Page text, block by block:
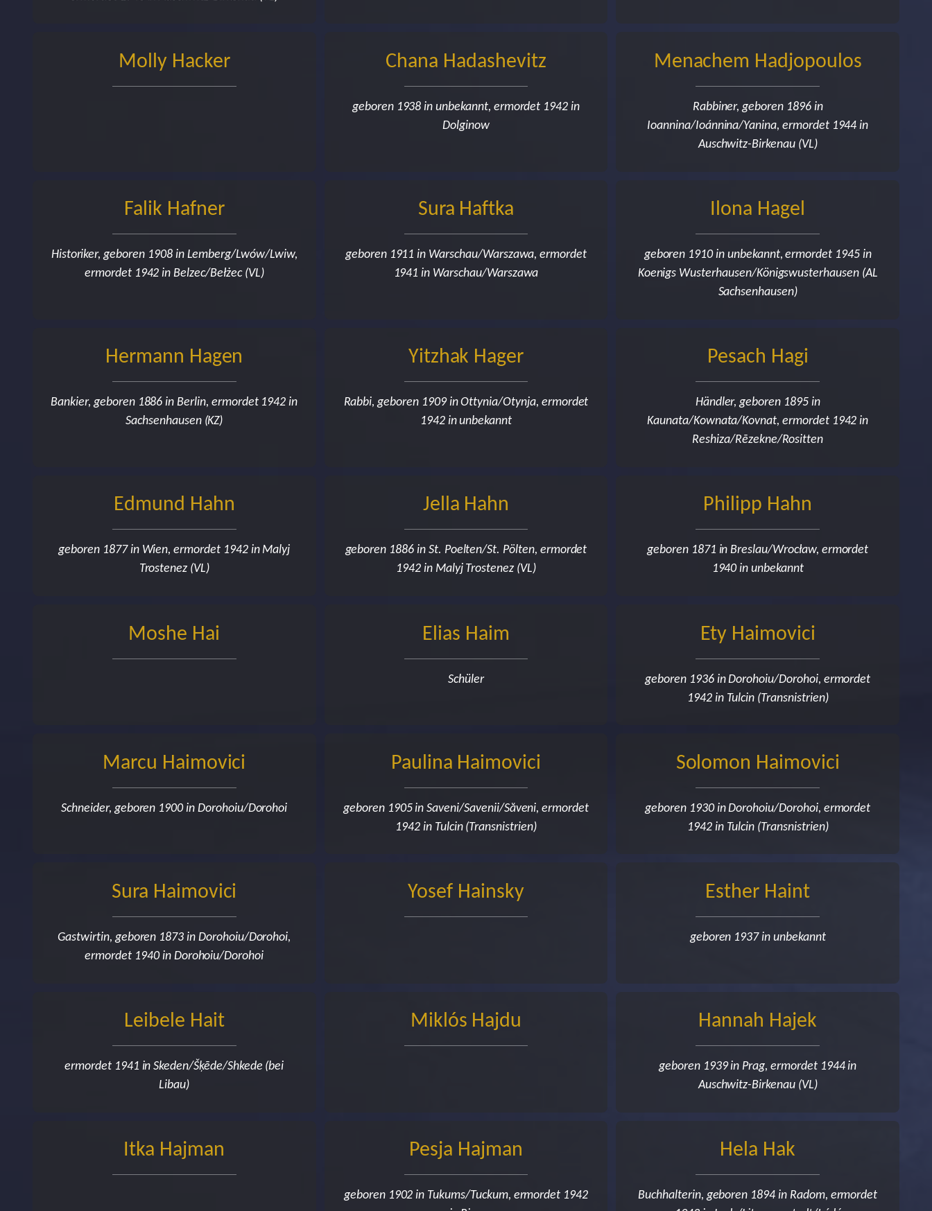
Molly Hacker Chana Hadashevitz
geboren 1938 in unbekannt, ermordet 1942 in
Dolginow
Menachem Hadjopoulos
Rabbiner, geboren 1896 in
Ioannina/Ioánnina/Yanina, ermordet 1944 in
Auschwitz-Birkenau (VL)
Falik Hafner
Historiker, geboren 1908 in Lemberg/Lwów/Lwiw,
ermordet 1942 in Belzec/Bełżec (VL)
Sura Haftka
geboren 1911 in Warschau/Warszawa, ermordet
1941 in Warschau/Warszawa
Ilona Hagel
geboren 1910 in unbekannt, ermordet 1945 in
Koenigs Wusterhausen/Königswusterhausen (AL
Sachsenhausen)
Hermann Hagen
Bankier, geboren 1886 in Berlin, ermordet 1942 in
Sachsenhausen (KZ)
Yitzhak Hager
Rabbi, geboren 1909 in Ottynia/Otynja, ermordet
1942 in unbekannt
Pesach Hagi
Händler, geboren 1895 in
Kaunata/Kownata/Kovnat, ermordet 1942 in
Reshiza/Rēzekne/Rositten
Edmund Hahn
geboren 1877 in Wien, ermordet 1942 in Malyj
Trostenez (VL)
Jella Hahn
geboren 1886 in St. Poelten/St. Pölten, ermordet
1942 in Malyj Trostenez (VL)
Philipp Hahn
geboren 1871 in Breslau/Wrocław, ermordet
1940 in unbekannt
Moshe Hai Elias Haim
Schüler
Ety Haimovici
geboren 1936 in Dorohoiu/Dorohoi, ermordet
1942 in Tulcin (Transnistrien)
Marcu Haimovici
Schneider, geboren 1900 in Dorohoiu/Dorohoi
Paulina Haimovici
geboren 1905 in Saveni/Savenii/Săveni, ermordet
1942 in Tulcin (Transnistrien)
Solomon Haimovici
geboren 1930 in Dorohoiu/Dorohoi, ermordet
1942 in Tulcin (Transnistrien)
Sura Haimovici
Gastwirtin, geboren 1873 in Dorohoiu/Dorohoi,
ermordet 1940 in Dorohoiu/Dorohoi
Yosef Hainsky Esther Haint
geboren 1937 in unbekannt
Leibele Hait
ermordet 1941 in Skeden/Šķēde/Shkede (bei
Libau)
Miklós Hajdu Hannah Hajek
geboren 1939 in Prag, ermordet 1944 in
Auschwitz-Birkenau (VL)
Itka Hajman Pesja Hajman
geboren 1902 in Tukums/Tuckum, ermordet 1942
Hela Hak
Buchhalterin, geboren 1894 in Radom, ermordet